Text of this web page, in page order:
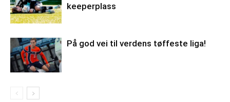
keeperplass
På god vei til verdens tøffeste liga!